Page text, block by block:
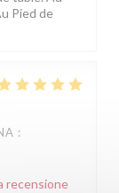
Pied de
:
recensione